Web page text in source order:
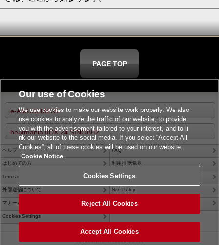
PAGE TOP
e-AMUSEMENT
beatmania IIDX 24 SINOBUZ
ヘルプ FAQ
はじめての方 利用推奨環境
Terms of Service Privacy Policy
外部送信について Site Policy
マナー＆ルール Contact Us
Cookies Settings
Our use of Cookies
We use cookies to make our website work properly. We also
use cookies to analyze the traffic of our website, to provide
you with the advertisement tailored to your interest, and to li
nk our website to the social media. If you select “Accept All
Cookies”, all of these cookies will be used on our website.
Cookie Notice
Cookies Settings
Reject All Cookies
Accept All Cookies